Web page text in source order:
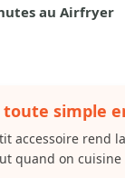
au Airfryer
toute simple
accessoire rend
quand on cuisine